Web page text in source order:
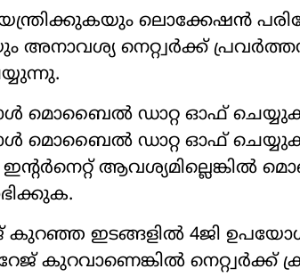
ലൊക്കേഷന്‍
അനാവശ്യ നെറ്റ്വര്‍ക്ക്
മൊബൈല്‍ ഡാറ്റ ഓഫ്
മൊബൈല്‍ ഡാറ്റ ഓഫ് ചെയ്യുക.
ആവശ്യമില്ലെങ്കില്‍
കുറഞ്ഞ ഇടങ്ങളില്‍ 4ജി
കുറവാണെങ്കില്‍ നെറ്റ്വര്‍ക്ക്